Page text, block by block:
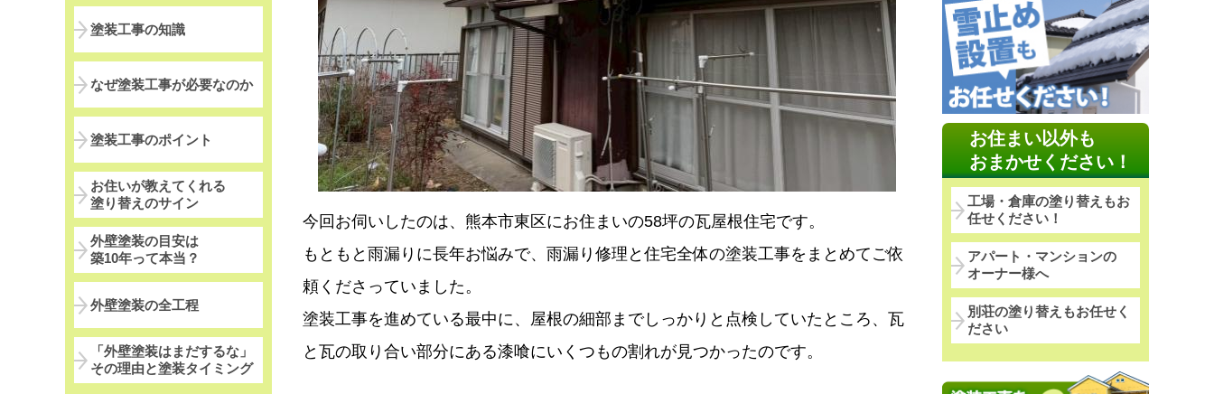
今回お伺いしたのは、熊本市東区にお住まいの58坪の瓦屋根住宅です。
もともと雨漏りに長年お悩みで、雨漏り修理と住宅全体の塗装工事をまとめてご依
頼くださっていました。
塗装工事を進めている最中に、屋根の細部までしっかりと点検していたところ、瓦
と瓦の取り合い部分にある漆喰にいくつもの割れが見つかったのです。
お住まい以外も
おまかせください！
工場・倉庫の塗り替えもお
任せください！
アパート・マンションの
オーナー様へ
別荘の塗り替えもお任せく
ださい
塗装工事の知識
なぜ塗装工事が必要なのか
塗装工事のポイント
お住いが教えてくれる
塗り替えのサイン
外壁塗装の目安は
築10年って本当？
外壁塗装の全工程
「外壁塗装はまだするな」
その理由と塗装タイミング